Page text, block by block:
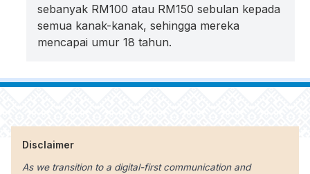
sebanyak RM100 atau RM150 sebulan kepada
semua kanak-kanak, sehingga mereka
mencapai umur 18 tahun.
Disclaimer
As we transition to a digital-first communication and